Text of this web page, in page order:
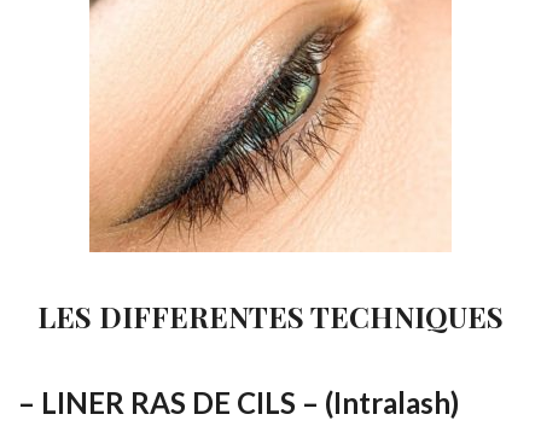
LES DIFFERENTES TECHNIQUES
– LINER RAS DE CILS – (Intralash)